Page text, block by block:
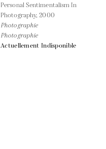
Personal Sentimentalism In
Photography,2000
Photographie
Photographie
Actuellement Indisponible